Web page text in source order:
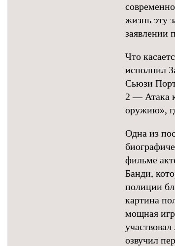
жизнь эту
заявлении
Что
исполнил
Сьюзи
2 — Атака
оружию»,
Одна из
фильме
Банди,
полиции
картина
мощная
озвучил